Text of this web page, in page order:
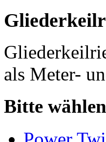
als Meter-
Bitte